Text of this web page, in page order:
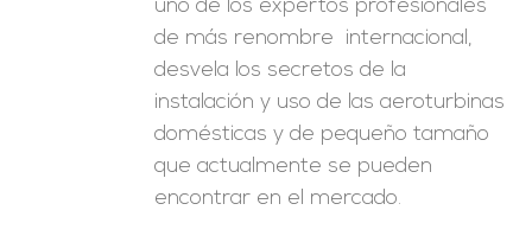
uno de los expertos profesionales
de más renombre internacional,
desvela los secretos de la
instalación y uso de las aeroturbinas
domésticas y de pequeño tamaño
que actualmente se pueden
encontrar en el mercado.